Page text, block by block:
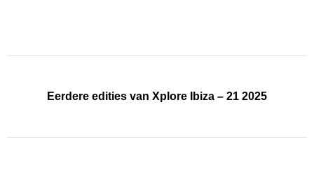
Eerdere edities van Xplore Ibiza – 21 2025